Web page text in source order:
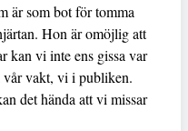
är som bot för tomma
Hon är omöjlig att
kan vi inte ens gissa var
vår vakt, vi i publiken.
det hända att vi missar